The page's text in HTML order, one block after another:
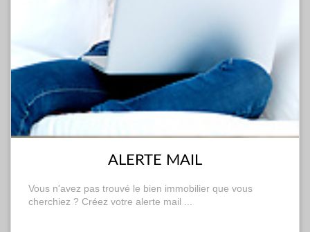
ALERTE MAIL
Vous n'avez pas trouvé le bien immobilier que vous
cherchiez ? Créez votre alerte mail ...